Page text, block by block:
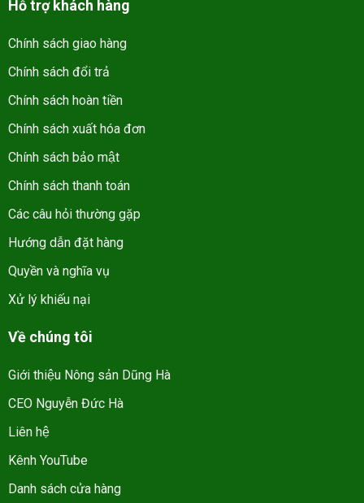
Hỗ trợ khách hàng
Chính sách giao hàng
Chính sách đổi trả
Chính sách hoàn tiền
Chính sách xuất hóa đơn
Chính sách bảo mật
Chính sách thanh toán
Các câu hỏi thường gặp
Hướng dẫn đặt hàng
Quyền và nghĩa vụ
Xử lý khiếu nại
Về chúng tôi
Giới thiệu Nông sản Dũng Hà
CEO Nguyễn Đức Hà
Liên hệ
Kênh YouTube
Danh sách cửa hàng